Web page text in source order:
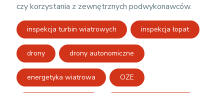
czy korzystania z zewnętrznych podwykonawców.
inspekcja turbin wiatrowych inspekcja łopat
drony drony autonomiczne
energetyka wiatrowa OZE